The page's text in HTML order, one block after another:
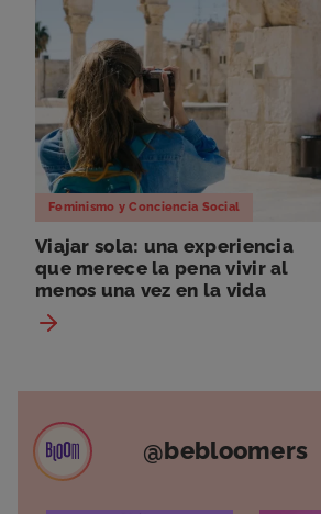
Feminismo y Conciencia Social
Viajar sola: una experiencia
que merece la pena vivir al
menos una vez en la vida
@bebloomers